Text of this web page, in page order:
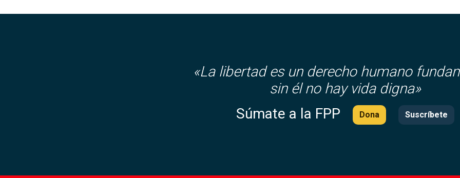
«La libertad es un derecho humano
sin él no hay vida digna»
Súmate a la FPP
Dona Suscríbete